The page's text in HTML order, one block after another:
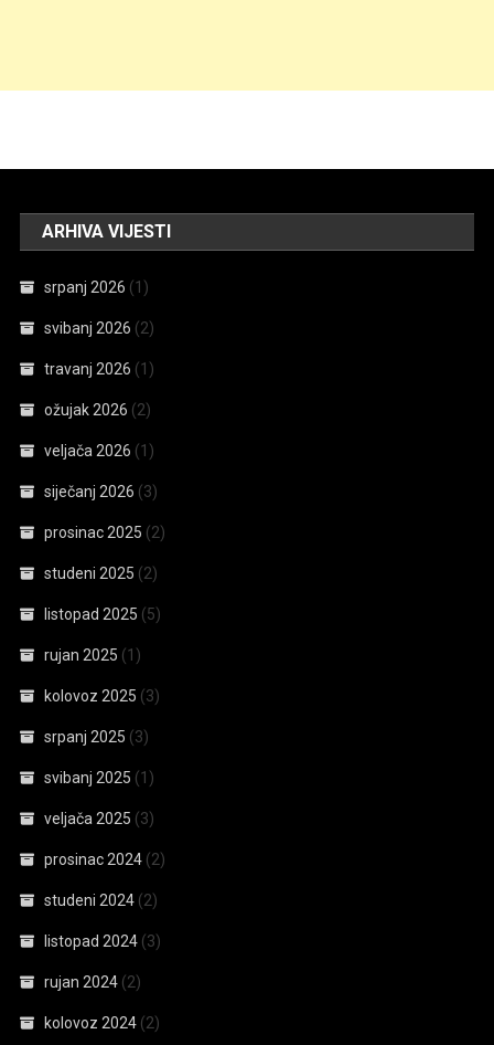
ARHIVA VIJESTI
srpanj 2026 (1)
svibanj 2026 (2)
travanj 2026 (1)
ožujak 2026 (2)
veljača 2026 (1)
siječanj 2026 (3)
prosinac 2025 (2)
studeni 2025 (2)
listopad 2025 (5)
rujan 2025 (1)
kolovoz 2025 (3)
srpanj 2025 (3)
svibanj 2025 (1)
veljača 2025 (3)
prosinac 2024 (2)
studeni 2024 (2)
listopad 2024 (3)
rujan 2024 (2)
kolovoz 2024 (2)